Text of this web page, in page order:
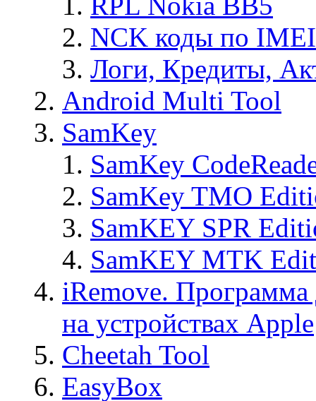
NCK коды по IMEI
Логи, Кредиты,
Android Multi Tool
SamKey
SamKey
SamKey TMO
SamKEY SPR
SamKEY MTK
iRemove. Программа
на устройствах Apple
Cheetah Tool
EasyBox